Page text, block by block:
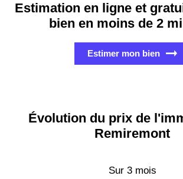
Estimation en ligne et
bien en moins de 2
Estimer mon bien
Évolution du prix de
Remiremont
Sur 3 mois